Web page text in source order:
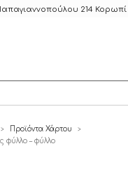
214 Κορωπί
> Προϊόντα Χάρτου >
φύλλο – φύλλο